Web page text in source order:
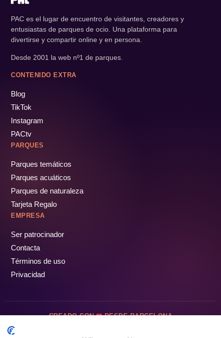
PAC es el lugar de encuentro de visitantes, creadores y
entusiastas de parques de ocio. Una plataforma para
divertirse y compartir online y en persona.
Desde 2001 la web nº1 de parques.
CONTENIDO EXTRA
Blog
TikTok
Instagram
PACtv
PARQUES
Parques temáticos
Parques acuáticos
Parques de naturaleza
Tarjeta Regalo
EMPRESA
Ser patrocinador
Contacta
Términos de uso
Privacidad
CREADO CON DESDE BARCELONA